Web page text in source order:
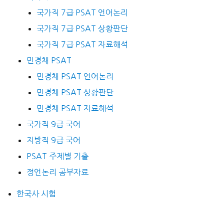
국가직 7급 PSAT 언어논리
국가직 7급 PSAT 상황판단
국가직 7급 PSAT 자료해석
민경채 PSAT
민경채 PSAT 언어논리
민경채 PSAT 상황판단
민경채 PSAT 자료해석
국가직 9급 국어
지방직 9급 국어
PSAT 주제별 기출
정언논리 공부자료
한국사 시험